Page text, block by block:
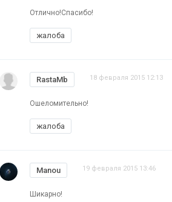
Отлично!Спасибо!
жалоба
RastaMb 18 февраля 2015 12:13
Ошеломительно!
жалоба
Manou 19 февраля 2015 13:46
Шикарно!